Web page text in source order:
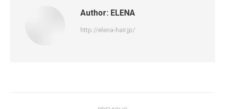
Author: ELENA
http://elena-hair.jp/